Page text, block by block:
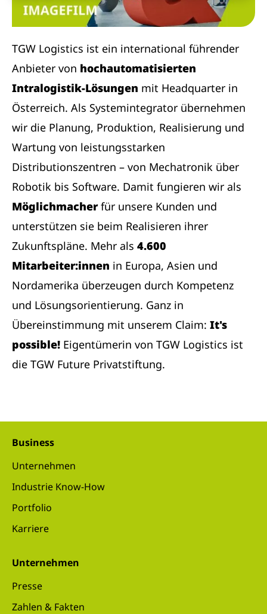
TGW Logistics ist ein international führender
Anbieter von hochautomatisierten
Intralogistik-Lösungen mit Headquarter in
Österreich. Als Systemintegrator übernehmen
wir die Planung, Produktion, Realisierung und
Wartung von leistungsstarken
Distributionszentren – von Mechatronik über
Robotik bis Software. Damit fungieren wir als
Möglichmacherfür unsere Kunden und
unterstützen sie beim Realisieren ihrer
Zukunftspläne. Mehr als 4.600
Mitarbeiter:innen in Europa, Asien und
Nordamerika überzeugen durch Kompetenz
und Lösungsorientierung. Ganz in
Übereinstimmung mit unserem Claim: It's
possible! Eigentümerin von TGW Logistics ist
die TGW Future Privatstiftung.
Business
Unternehmen
Industrie Know-How
Portfolio
Karriere
Unternehmen
Presse
Zahlen & Fakten